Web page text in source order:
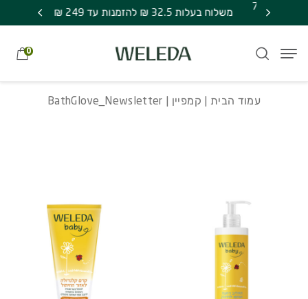
Skip to Content
משלוח בעלות 32.5 ₪ להזמנות עד 249 ₪
0
עמוד הבית קמפיין
BathGlove_Newsletter
בחזרה למעלה